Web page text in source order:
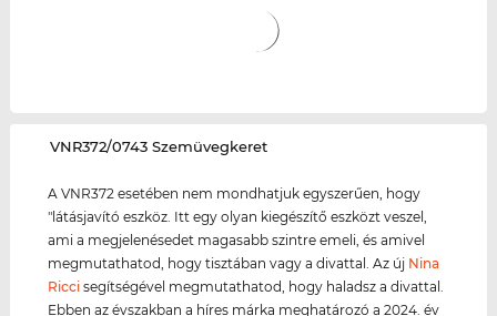
‌VNR372/0743 Szemüvegkeret
A VNR372 esetében nem mondhatjuk egyszerűen, hogy
"látásjavító eszköz. Itt egy olyan kiegészítő eszközt veszel,
ami a megjelenésedet magasabb szintre emeli, és amivel
megmutathatod, hogy tisztában vagy a divattal. Az új Nina
Ricci segítségével megmutathatod, hogy haladsz a divattal.
Ebben az évszakban a híres márka meghatározó a 2024. év